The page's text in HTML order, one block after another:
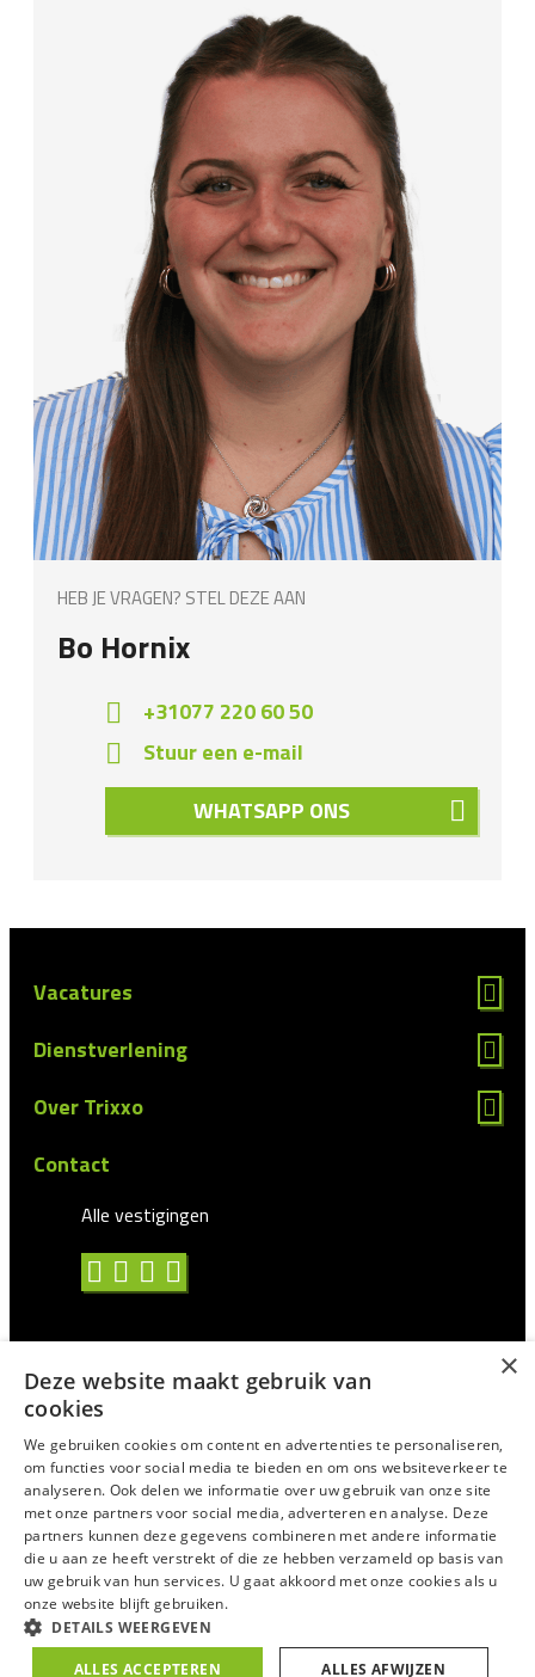
HEB JE VRAGEN? STEL DEZE AAN
Bo Hornix
+31077 220 60 50
Stuur een e-mail
WHATSAPP ONS
Vacatures
Dienstverlening
Over Trixxo
Contact
Alle vestigingen
Algemene voorwaarden
Privacy statement
Antidiscriminatie
Certificering en CAO
Voor Uitzendprofessionals
Suggesties/Meldingen
© 2025Trixxo
×
Deze website maakt gebruik van
cookies
We gebruiken cookies om content en advertenties te personaliseren,
om functies voor social media te bieden en om ons websiteverkeer te
analyseren. Ook delen we informatie over uw gebruik van onze site
met onze partners voor social media, adverteren en analyse. Deze
partners kunnen deze gegevens combineren met andere informatie
die u aan ze heeft verstrekt of die ze hebben verzameld op basis van
uw gebruik van hun services. U gaat akkoord met onze cookies als u
onze website blijft gebruiken.
DETAILS WEERGEVEN
ALLES ACCEPTEREN ALLES AFWIJZEN